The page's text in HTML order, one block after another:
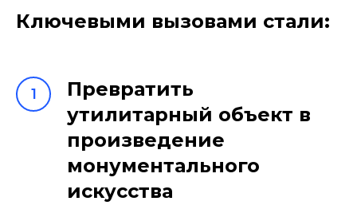
Ключевыми вызовами стали:
Превратить
утилитарный объект в
произведение
монументального
искусства